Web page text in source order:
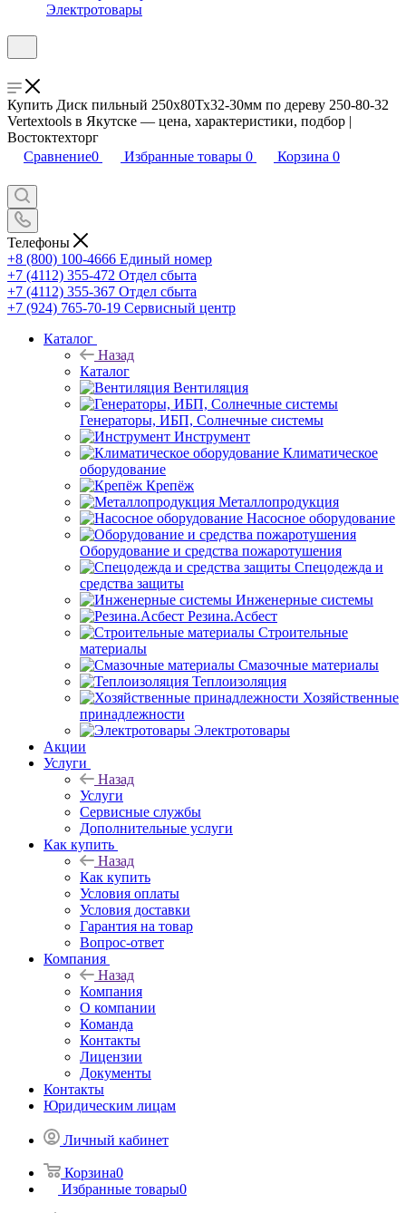
Электротовары
Купить Диск пильный 250х80Тх32-30мм по дереву 250-80-32
Vertextools в Якутске — цена, характеристики, подбор |
Востоктехторг
Сравнение0 Избранные товары 0 Корзина 0
Телефоны
+8 (800) 100-4666 Единый номер
+7 (4112) 355-472 Отдел сбыта
+7 (4112) 355-367 Отдел сбыта
+7 (924) 765-70-19 Сервисный центр
Каталог
Назад
Каталог
Вентиляция
Генераторы, ИБП, Солнечные системы
Инструмент
Климатическое
оборудование
Крепёж
Металлопродукция
Насосное оборудование
Оборудование и средства пожаротушения
Спецодежда и
средства защиты
Инженерные системы
Резина.Асбест
Строительные
материалы
Смазочные материалы
Теплоизоляция
Хозяйственные
принадлежности
Электротовары
Акции
Услуги
Назад
Услуги
Сервисные службы
Дополнительные услуги
Как купить
Назад
Как купить
Условия оплаты
Условия доставки
Гарантия на товар
Вопрос-ответ
Компания
Назад
Компания
О компании
Команда
Контакты
Лицензии
Документы
Контакты
Юридическим лицам
Личный кабинет
Корзина0
Избранные товары0